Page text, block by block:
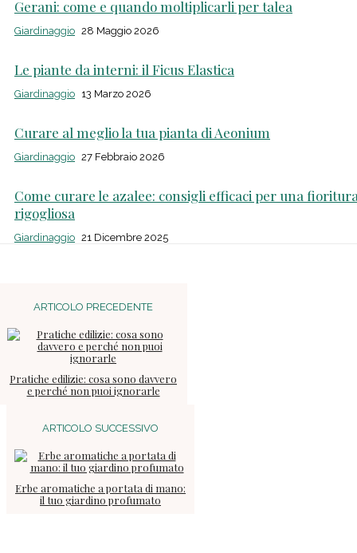
Gerani: come e quando moltiplicarli per talea
Giardinaggio 28 Maggio 2026
Le piante da interni: il Ficus Elastica
Giardinaggio 13 Marzo 2026
Curare al meglio la tua pianta di Aeonium
Giardinaggio 27 Febbraio 2026
Come curare le azalee: consigli efficaci per una
rigogliosa
Giardinaggio 21 Dicembre 2025
ARTICOLO PRECEDENTE
Pratiche edilizie: cosa sono davvero
e perché non puoi ignorarle
ARTICOLO SUCCESSIVO
Erbe aromatiche a portata di mano:
il tuo giardino profumato